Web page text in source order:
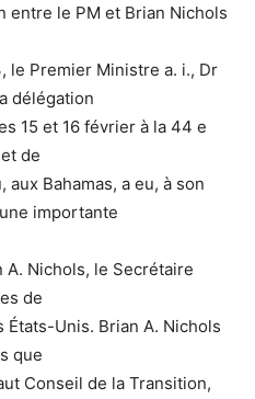
entre le PM et Brian Nichols
le Premier Ministre a. i., Dr
délégation
15 et 16 février à la 44 e
de
Bahamas, a eu, à son
importante
A. Nichols, le Secrétaire
de
États-Unis. Brian A. Nichols
que
Conseil de la Transition,